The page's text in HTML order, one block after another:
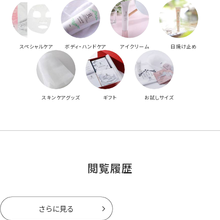
スペシャルケア ボディ・ハンドケア アイクリーム 日焼け止め
スキンケアグッズ ギフト お試しサイズ
閲覧履歴
さらに見る